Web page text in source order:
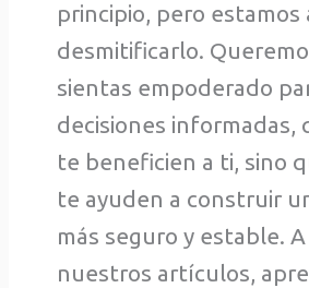
principio, pero estamos
desmitificarlo.
sientas empoderado
decisiones informadas,
te beneficien a ti, sino
te ayuden a construir
más seguro y estable.
nuestros artículos,